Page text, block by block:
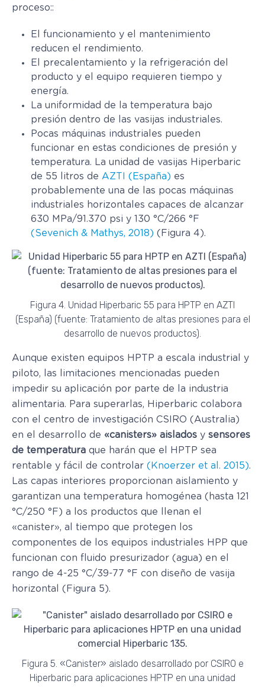
proceso::
El funcionamiento y el mantenimiento
reducen el rendimiento.
El precalentamiento y la refrigeración del
producto y el equipo requieren tiempo y
energía.
La uniformidad de la temperatura bajo
presión dentro de las vasijas industriales.
Pocas máquinas industriales pueden
funcionar en estas condiciones de presión y
temperatura. La unidad de vasijas Hiperbaric
de 55 litros de AZTI (España) es
probablemente una de las pocas máquinas
industriales horizontales capaces de alcanzar
630 MPa/91.370 psi y 130 °C/266 °F
(Sevenich & Mathys, 2018) (Figura 4).
Figura 4. Unidad Hiperbaric 55 para HPTP en AZTI
(España) (fuente: Tratamiento de altas presiones para el
desarrollo de nuevos productos).
Aunque existen equipos HPTP a escala industrial y
piloto, las limitaciones mencionadas pueden
impedir su aplicación por parte de la industria
alimentaria. Para superarlas, Hiperbaric colabora
con el centro de investigación CSIRO (Australia)
en el desarrollo de «canisters» aislados y sensores
de temperatura que harán que el HPTP sea
rentable y fácil de controlar (Knoerzer et al. 2015).
Las capas interiores proporcionan aislamiento y
garantizan una temperatura homogénea (hasta 121
°C/250 °F) a los productos que llenan el
«canister», al tiempo que protegen los
componentes de los equipos industriales HPP que
funcionan con fluido presurizador (agua) en el
rango de 4-25 °C/39-77 °F con diseño de vasija
horizontal (Figura 5).
Figura 5. «Canister» aislado desarrollado por CSIRO e
Hiperbaric para aplicaciones HPTP en una unidad